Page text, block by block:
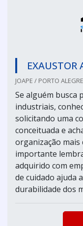
EXAUSTOR
JOAPE / PORTO
Se alguém busca
industriais,
solicitando uma
conceituada e
organização mais
importante
adquirido com
de cuidado ajuda
durabilidade dos